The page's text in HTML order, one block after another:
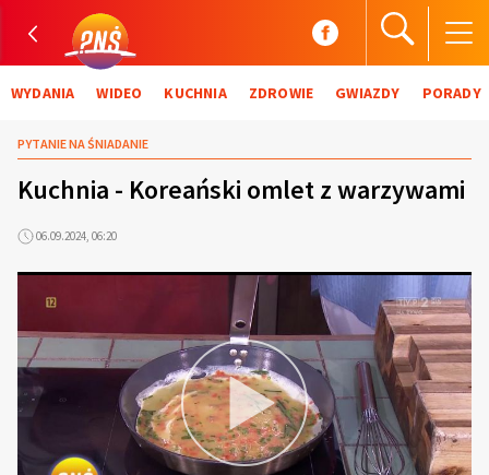
WYDANIA WIDEO KUCHNIA ZDROWIE GWIAZDY PORADY
PYTANIE NA ŚNIADANIE
Kuchnia - Koreański omlet z warzywami
06.09.2024, 06:20